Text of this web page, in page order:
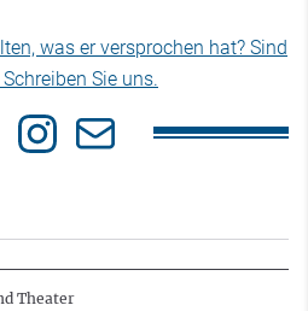
was er versprochen hat? Sind
Sie uns.
Theater